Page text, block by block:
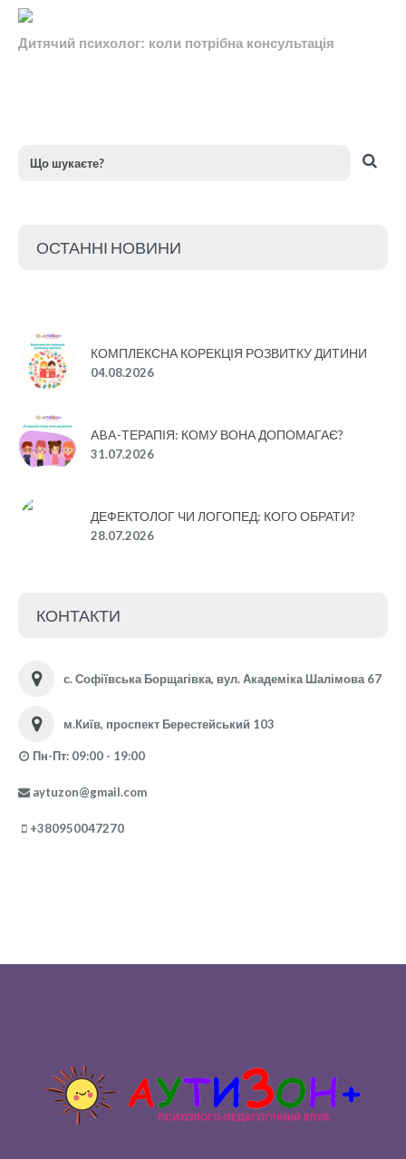
Дитячий психолог: коли потрібна консультація
ОСТАННІ НОВИНИ
КОМПЛЕКСНА КОРЕКЦІЯ РОЗВИТКУ ДИТИНИ
04.08.2026
ABA-ТЕРАПІЯ: КОМУ ВОНА ДОПОМАГАЄ?
31.07.2026
ДЕФЕКТОЛОГ ЧИ ЛОГОПЕД: КОГО ОБРАТИ?
28.07.2026
КОНТАКТИ
с. Софіївська Борщагівка, вул. Академіка Шалімова 67
м.Київ, проспект Берестейський 103
Пн-Пт: 09:00 - 19:00
aytuzon@gmail.com
+380950047270